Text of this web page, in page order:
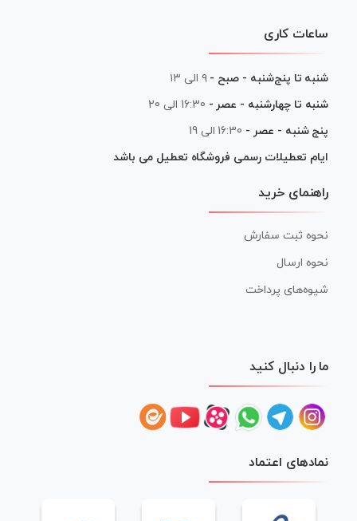
ساعات کاری
شنبه تا پنج‌شنبه - صبح - ۹ الی ۱۳
شنبه تا چهارشنبه - عصر - 16:30 الی 20
پنج شنبه - عصر - 16:30 الی 19
ایام تعطیلات رسمی فروشگاه تعطیل می باشد
راهنمای خرید
نحوه ثبت سفارش
نحوه ارسال
شیوه‌های پرداخت
ما را دنبال کنید
نمادهای اعتماد